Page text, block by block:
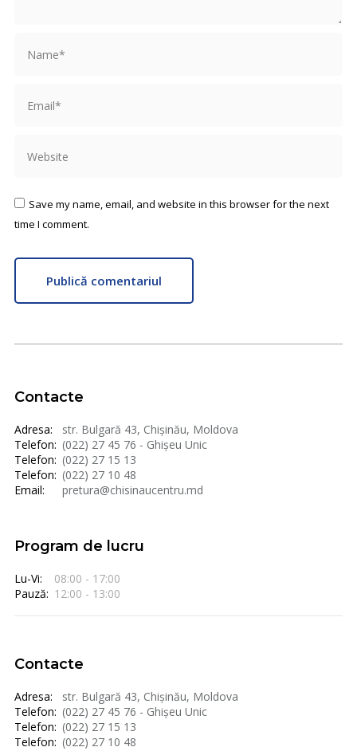
Save my name, email, and website in this browser for the next
time I comment.
Publică comentariul
Contacte
Adresa:
str. Bulgară 43, Chișinău, Moldova
Telefon: (022) 27 45 76 - Ghișeu Unic
Telefon: (022) 27 15 13
Telefon: (022) 27 10 48
Email:
pretura@chisinaucentru.md
Program de lucru
Lu-Vi:
08:00 - 17:00
Pauză: 12:00 - 13:00
Contacte
Adresa:
str. Bulgară 43, Chișinău, Moldova
Telefon: (022) 27 45 76 - Ghișeu Unic
Telefon: (022) 27 15 13
Telefon: (022) 27 10 48